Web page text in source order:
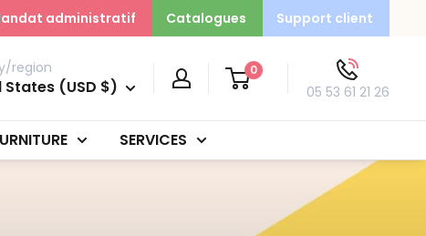
administratif Catalogues Support client
region
States (USD $)
0
05 53 61 21 26
SERVICES